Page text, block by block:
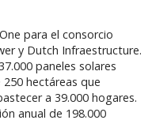
para el consorcio
y Dutch Infraestructure.
paneles solares
hectáreas que
a 39.000 hogares.
anual de 198.000